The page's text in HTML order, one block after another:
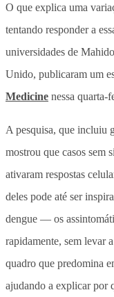
O que explica uma
tentando responder a
universidades de
Unido, publicaram um
Medicine nessa quarta-
A pesquisa, que incluiu
mostrou que casos sem
ativaram respostas
deles pode até ser
dengue — os
rapidamente, sem levar
quadro que predomina
ajudando a explicar por